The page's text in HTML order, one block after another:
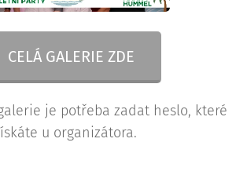
CELÁ GALERIE ZDE
je potřeba zadat heslo, které
u organizátora.